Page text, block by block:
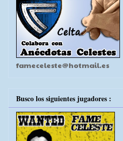
fameceleste@hotmail.es
Busco los siguientes jugadores :